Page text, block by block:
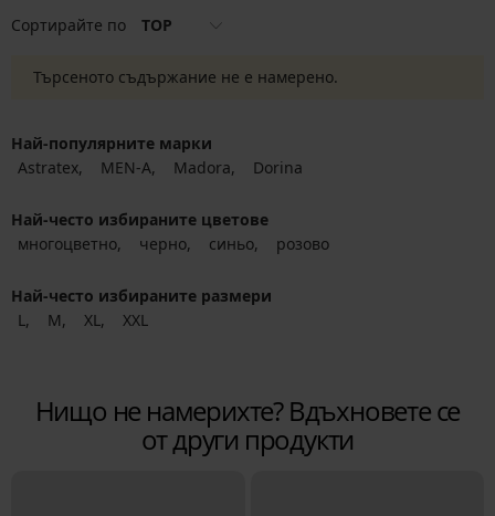
Сортирайте по TOP
Търсеното съдържание не е намерено.
Най-популярните марки
Astratex
MEN-A Madora Dorina
Най-често избираните цветове
многоцветно
черно синьо розово
Най-често избираните размери
L
M XL XXL
Нищо не намерихте? Вдъхновете се
от други продукти